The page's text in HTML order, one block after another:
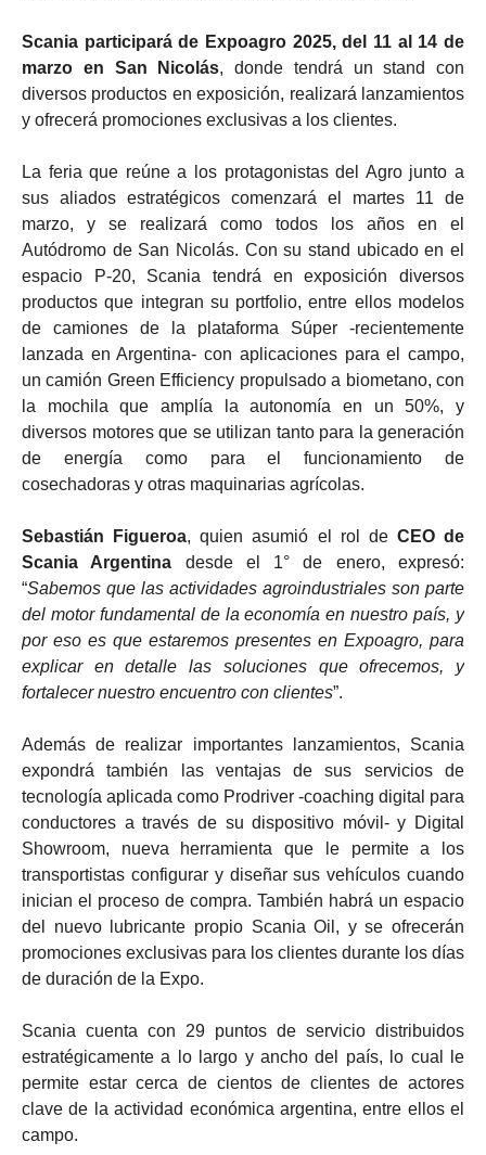
Scania participará de Expoagro 2025, del 11 al 14 de
marzo en San Nicolás, donde tendrá un stand con
diversos productos en exposición, realizará lanzamientos
y ofrecerá promociones exclusivas a los clientes.
La feria que reúne a los protagonistas del Agro junto a
sus aliados estratégicos comenzará el martes 11 de
marzo, y se realizará como todos los años en el
Autódromo de San Nicolás. Con su stand ubicado en el
espacio P-20, Scania tendrá en exposición diversos
productos que integran su portfolio, entre ellos modelos
de camiones de la plataforma Súper -recientemente
lanzada en Argentina- con aplicaciones para el campo,
un camión Green Efficiency propulsado a biometano, con
la mochila que amplía la autonomía en un 50%, y
diversos motores que se utilizan tanto para la generación
de energía como para el funcionamiento de
cosechadoras y otras maquinarias agrícolas.
Sebastián Figueroa, quien asumió el rol de CEO de
Scania Argentina desde el 1° de enero, expresó:
“Sabemos que las actividades agroindustriales son parte
del motor fundamental de la economía en nuestro país, y
por eso es que estaremos presentes en Expoagro, para
explicar en detalle las soluciones que ofrecemos, y
fortalecer nuestro encuentro con clientes”.
Además de realizar importantes lanzamientos, Scania
expondrá también las ventajas de sus servicios de
tecnología aplicada como Prodriver -coaching digital para
conductores a través de su dispositivo móvil- y Digital
Showroom, nueva herramienta que le permite a los
transportistas configurar y diseñar sus vehículos cuando
inician el proceso de compra. También habrá un espacio
del nuevo lubricante propio Scania Oil, y se ofrecerán
promociones exclusivas para los clientes durante los días
de duración de la Expo.
Scania cuenta con 29 puntos de servicio distribuidos
estratégicamente a lo largo y ancho del país, lo cual le
permite estar cerca de cientos de clientes de actores
clave de la actividad económica argentina, entre ellos el
campo.